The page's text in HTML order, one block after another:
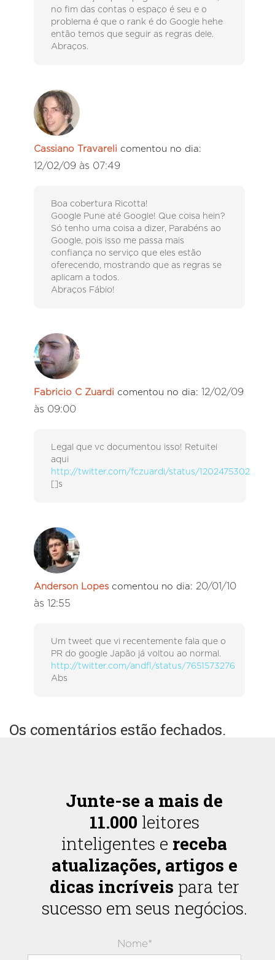
no fim das contas o espaço é seu e o
problema é que o rank é do Google hehe
então temos que seguir as regras dele.
Abraços.
Cassiano Travareli comentou no dia:
12/02/09 às 07:49
Boa cobertura Ricotta!
Google Pune até Google! Que coisa hein?
Só tenho uma coisa a dizer, Parabéns ao
Google, pois isso me passa mais
confiança no serviço que eles estão
oferecendo, mostrando que as regras se
aplicam a todos.
Abraços Fábio!
Fabricio C Zuardi comentou no dia: 12/02/09
às 09:00
Legal que vc documentou isso! Retuitei
aqui
http://twitter.com/fczuardi/status/1202475302
[]s
Anderson Lopes comentou no dia: 20/01/10
às 12:55
Um tweet que vi recentemente fala que o
PR do google Japão já voltou ao normal.
http://twitter.com/andfl/status/7651573276
Abs
Os comentários estão fechados.
Junte-se a mais de
11.000 leitores
inteligentes e receba
atualizações, artigos e
dicas incríveis para ter
sucesso em seus negócios.
Nome*